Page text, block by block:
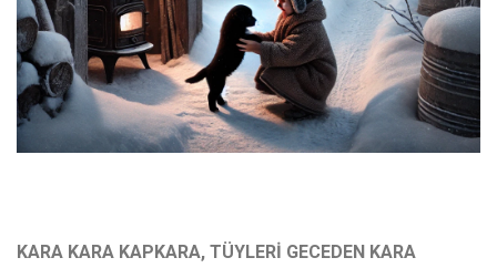
KARA KARA KAPKARA, TÜYLERİ GECEDEN KARA